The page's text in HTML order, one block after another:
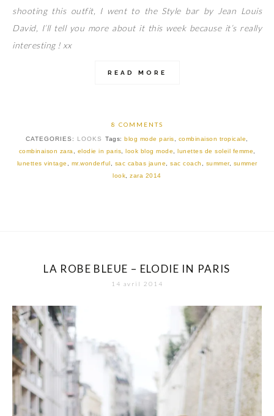
shooting this outfit, I went to the Style bar by Jean Louis
David, I’ll tell you more about it this week because it’s really
interesting ! xx
READ MORE
8 COMMENTS
CATEGORIES: LOOKS Tags:blog mode paris combinaison tropicale
combinaison zara
elodie in paris look blog mode lunettes de soleil femme
lunettes vintage
mr.wonderful sac cabas jaune sac coach summer, summer
look ,zara 2014
LA ROBE BLEUE – ELODIE IN PARIS
14 avril 2014